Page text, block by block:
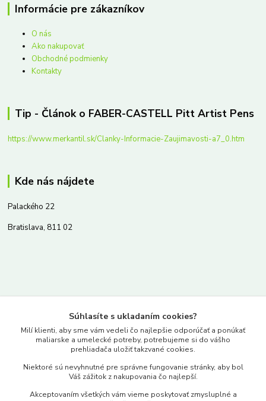
Informácie pre zákazníkov
O nás
Ako nakupovať
Obchodné podmienky
Kontakty
Tip - Článok o FABER-CASTELL Pitt Artist Pens
https://www.merkantil.sk/Clanky-Informacie-Zaujimavosti-a7_0.htm
Kde nás nájdete
Palackého 22
Bratislava, 811 02
www.merkantil.sk
Pondelok-Piatok: 9.00-17.00hod.
objednavky@merkantil-obchod.sk
Súhlasíte s ukladaním cookies?
Milí klienti, aby sme vám vedeli čo najlepšie odporúčať a ponúkať
maliarske a umelecké potreby, potrebujeme si do vášho
prehliadača uložiť takzvané cookies.
Niektoré sú nevyhnutné pre správne fungovanie stránky, aby bol
Váš zážitok z nakupovania čo najlepší.
Akceptovaním všetkých vám vieme poskytovať zmysluplné a